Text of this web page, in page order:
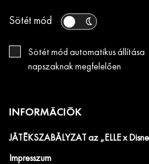
Sötét mód
Sötét mód automatikus állítása
napszaknak megfelelően
INFORMÁCIÓK
JÁTÉKSZABÁLYZAT az „ELLE x
Impresszum